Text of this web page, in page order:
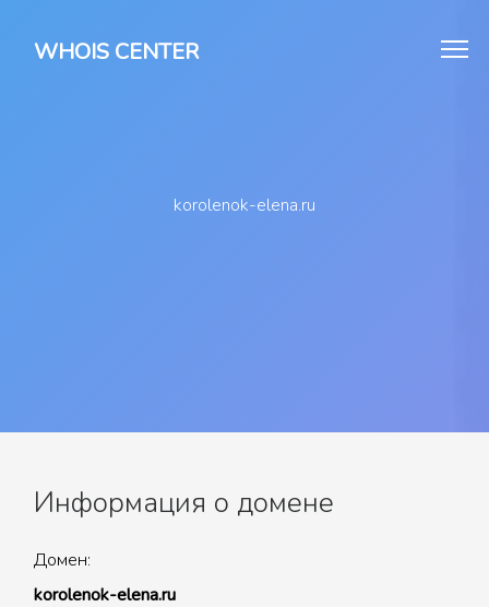
WHOIS CENTER
korolenok-elena.ru
Информация о домене
Домен:
korolenok-elena.ru